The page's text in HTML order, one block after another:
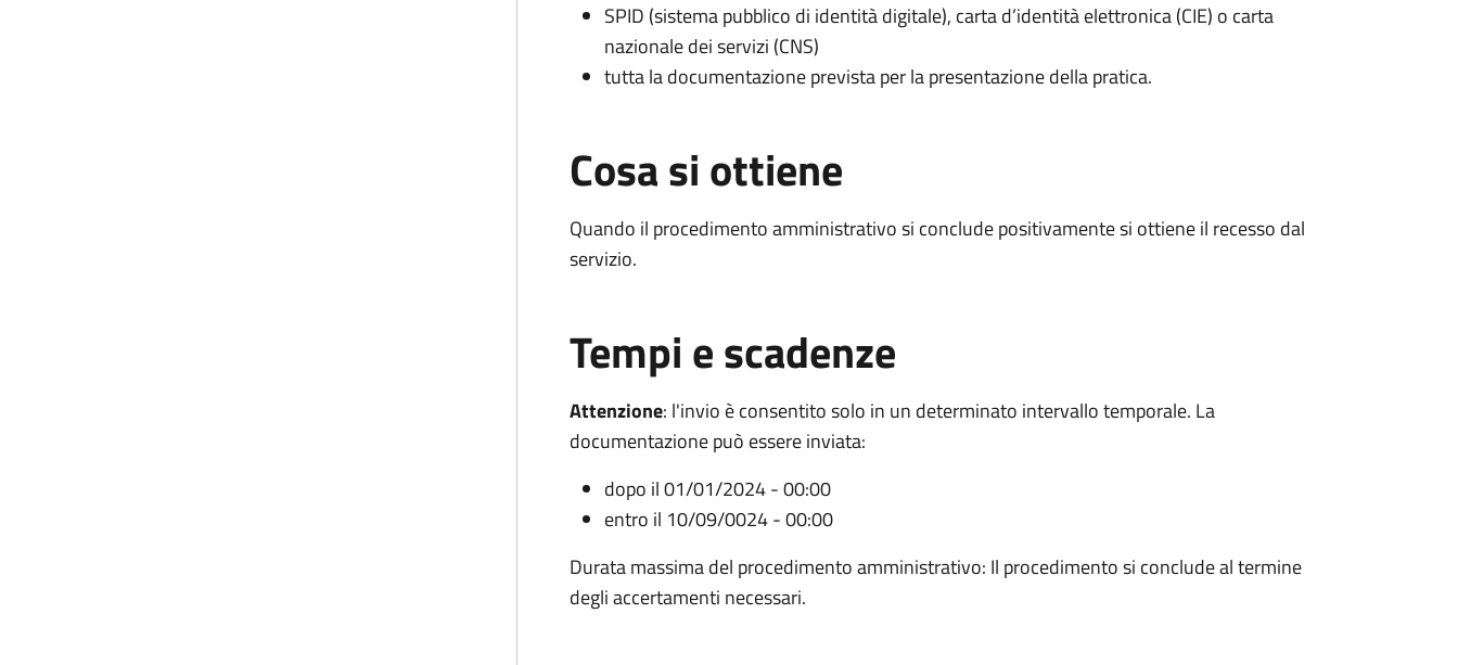
SPID (sistema pubblico di identità digitale), carta d’identità elettronica (CIE) o carta
nazionale dei servizi (CNS)
tutta la documentazione prevista per la presentazione della pratica.
Cosa si ottiene
Quando il procedimento amministrativo si conclude positivamente si ottiene il recesso dal
servizio.
Tempi e scadenze
Attenzione: l'invio è consentito solo in un determinato intervallo temporale. La
documentazione può essere inviata:
dopo il 01/01/2024 - 00:00
entro il 10/09/0024 - 00:00
Durata massima del procedimento amministrativo: Il procedimento si conclude al termine
degli accertamenti necessari.